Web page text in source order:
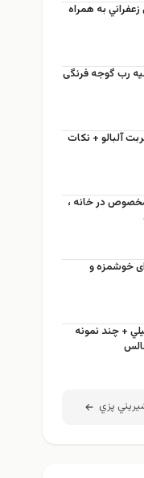
به همراه
رب گوجه فرنگی
آلبالو + نكات
در خانه ،
خوشمزه و
+ چند نمونه
پزي